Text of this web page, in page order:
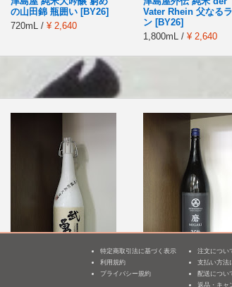
の山田錦 瓶囲い [BY26]
720mL / ¥ 2,640
Vater Rhein 父なる
ン [BY26]
1,800mL / ¥ 2,640
武勇 大吟醸 二十五年秘
蔵大古酒(平成2醸造年
明鏡止水 純米大吟醸
田錦 磨き三十五
特定商取引法に基づく表示
利用規約
プライバシー規約
注文につい
支払い方法
配送につい
返品・キャ